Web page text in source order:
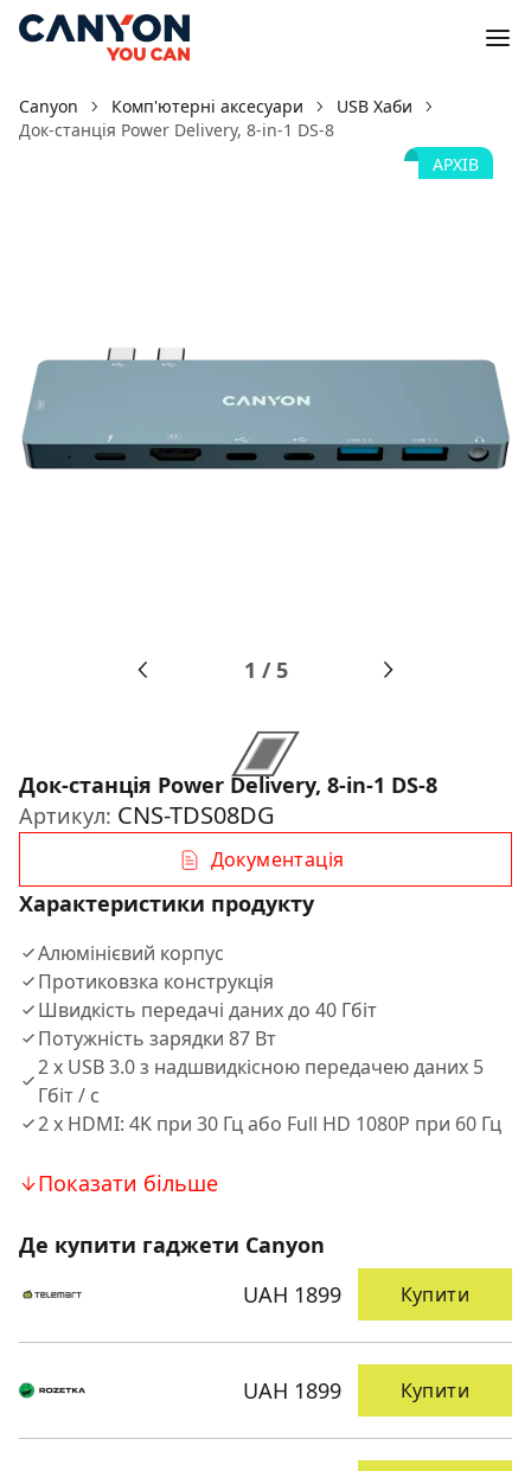
Canyon Комп'ютерні аксесуари
USB Хаби
Док-станція Power Delivery, 8-in-1 DS-8
АРХІВ
1 / 5
Док-станція Power Delivery, 8-in-1 DS-8
Артикул: CNS-TDS08DG
Документація
Характеристики продукту
Алюмінієвий корпус
Протиковзка конструкція
Швидкість передачі даних до 40 Гбіт
Потужність зарядки 87 Вт
2 х USB 3.0 з надшвидкісною передачею даних 5
Гбіт / с
2 х HDMI: 4K при 30 Гц або Full HD 1080P при 60 Гц
Показати більше
Де купити гаджети Canyon
UAH 1899
Купити
UAH 1899 Купити